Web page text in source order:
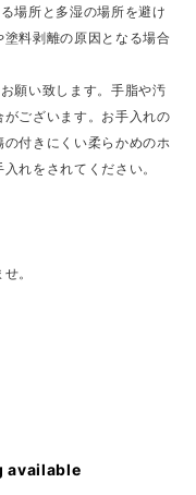
場所と多湿の場所を避け
料剥離の原因となる場合
願い致します。手脂や汚
ございます。お手入れの
付きにくい柔らかめのホ
れをされてください。
。
available